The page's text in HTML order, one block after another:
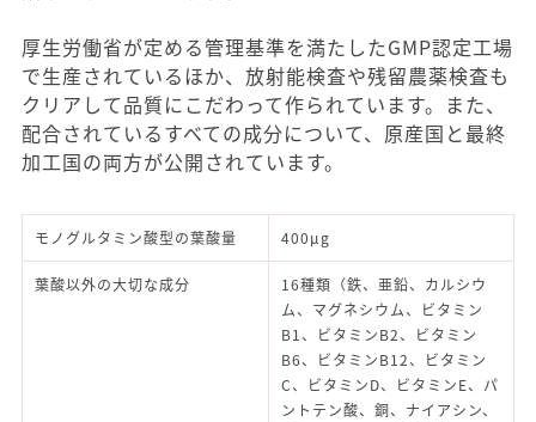
厚生労働省が定める管理基準を満たしたGMP認定工場
で生産されているほか、放射能検査や残留農薬検査も
クリアして品質にこだわって作られています。また、
配合されているすべての成分について、原産国と最終
加工国の両方が公開されています。
モノグルタミン酸型の葉酸量 400μg
葉酸以外の大切な成分
16種類（鉄、亜鉛、カルシウ
ム、マグネシウム、ビタミン
B1、ビタミンB2、ビタミン
B6、ビタミンB12、ビタミン
C、ビタミンD、ビタミンE、パ
ントテン酸、銅、ナイアシン、